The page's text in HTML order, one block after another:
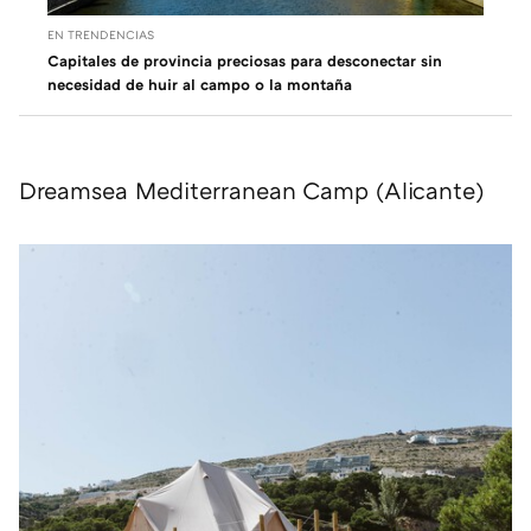
EN TRENDENCIAS
Capitales de provincia preciosas para desconectar sin
necesidad de huir al campo o la montaña
Dreamsea Mediterranean Camp (Alicante)